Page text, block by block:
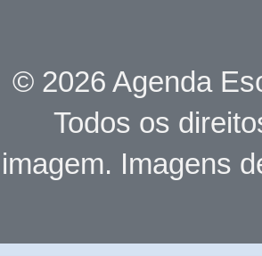
© 2026 Agenda
Todos os
imagem. Imagens